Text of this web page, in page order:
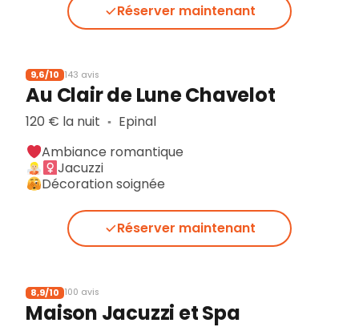
Réserver maintenant
9,6/10 143 avis
Au Clair de Lune Chavelot
120 € la nuit ▪︎ Epinal
Ambiance romantique
Jacuzzi
Décoration soignée
Réserver maintenant
8,9/10 100 avis
Maison Jacuzzi et Spa